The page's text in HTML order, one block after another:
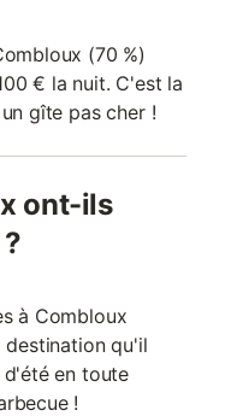
(70 %)
€ la nuit. C'est la
gîte pas cher !
ont-ils
à Combloux
destination qu'il
en toute
!